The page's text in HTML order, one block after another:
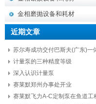
金相磨抛设备和耗材
近期文章
苏尔寿成功交付巴斯夫(广东)一
项目核心设备
计量泵的三种精度等级
深入认识计量泵
赛莱默郑州办事处开业
赛莱默飞力A-C定制泵在鱼道工